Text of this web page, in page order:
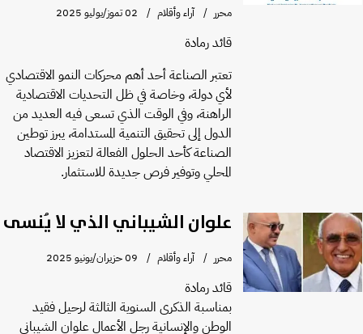
محرر آراء وأقلام 02 تموز/يوليو 2025
قائد رمادة
تعتبر الصناعة أحد أهم محركات النمو الاقتصادي
لأي دولة، وخاصة في ظل التحديات الاقتصادية
الراهنة، وفي الوقت الذي تسعى فيه العديد من
الدول إلى تحقيق التنمية المستدامة، يبرز توطين
الصناعة كأحد الحلول الفعالة لتعزيز الاقتصاد
المحلي وتوفير فرص جديدة للاستثمار.
علوان الشيباني الذي لا يُنسى
محرر آراء وأقلام 09 حزيران/يونيو 2025
قائد رمادة
بمناسبة الذكرى السنوية الثالثة لرحيل فقيد
الوطن والإنسانية رجل الأعمال علوان الشيباني